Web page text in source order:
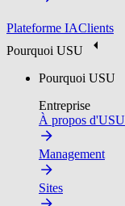
Plateforme IAClients
Pourquoi USU
Pourquoi USU
Entreprise
À propos d'USU
Management
Sites